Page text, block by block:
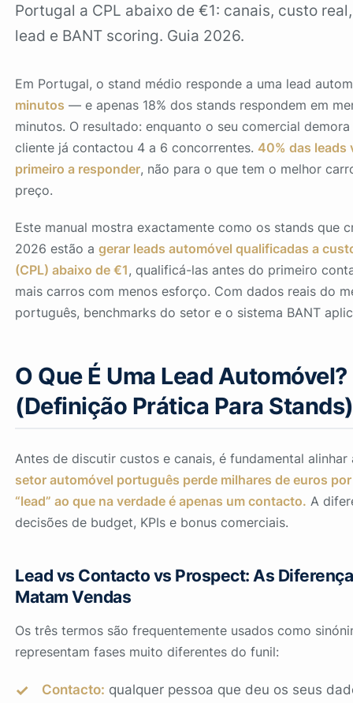
Portugal a CPL abaixo de €1: canais, custo
lead e BANT scoring. Guia 2026.
Em Portugal, o stand médio responde a uma lead
minutos — e apenas 18% dos stands respondem em
minutos. O resultado: enquanto o seu comercial
cliente já contactou 4 a 6 concorrentes.40% das leads
primeiro a responder, não para o que tem o melhor
preço.
Este manual mostra exactamente como os stands que
2026 estão agerar leads automóvel qualificadas a
(CPL) abaixo de €1, qualificá-las antes do primeiro
mais carros com menos esforço. Com dados reais do
português, benchmarks do setor e o sistema BANT
O Que É Uma Lead Automóvel?
(Definição Prática Para Stands)
Antes de discutir custos e canais, é fundamental
setor automóvel português perde milhares de euros
“lead” ao que na verdade é apenas um contacto. A
decisões de budget, KPIs e bonus comerciais.
Lead vs Contacto vs Prospect: As
Matam Vendas
Os três termos são frequentemente usados como
representam fases muito diferentes do funil:
Contacto: qualquer pessoa que deu os seus